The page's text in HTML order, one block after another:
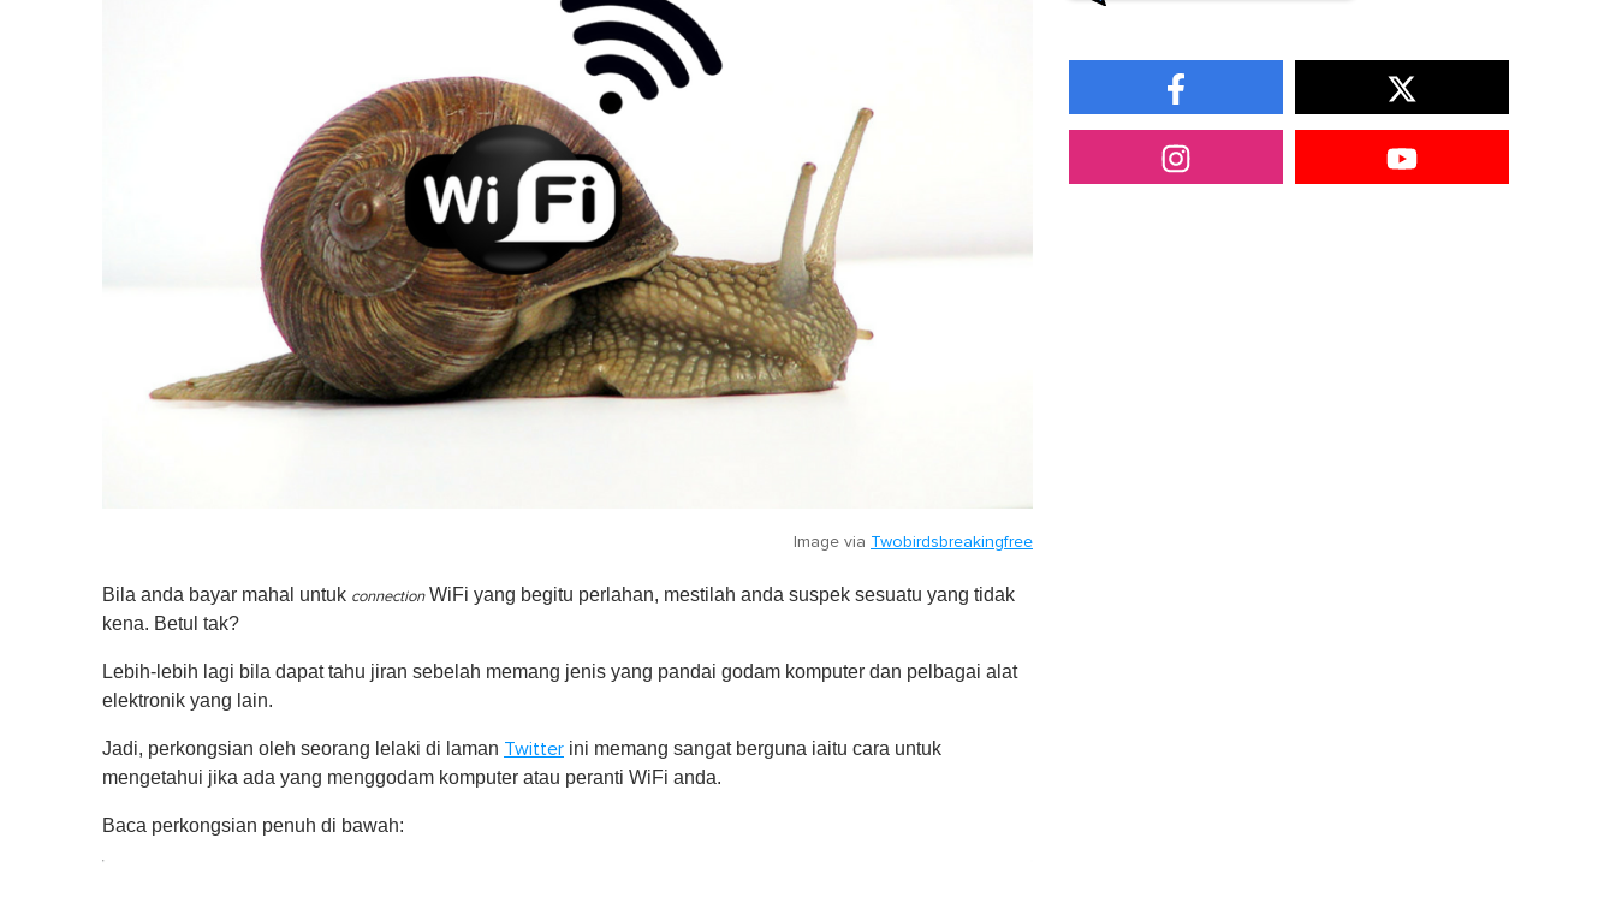
Image via Twobirdsbreakingfree
Bila anda bayar mahal untuk connectionWiFi yang begitu perlahan, mestilah anda suspek sesuatu yang tidak
kena. Betul tak?
Lebih-lebih lagi bila dapat tahu jiran sebelah memang jenis yang pandai godam komputer dan pelbagai alat
elektronik yang lain.
Jadi, perkongsian oleh seorang lelaki di laman Twitter ini memang sangat berguna iaitu cara untuk
mengetahui jika ada yang menggodam komputer atau peranti WiFi anda.
Baca perkongsian penuh di bawah: